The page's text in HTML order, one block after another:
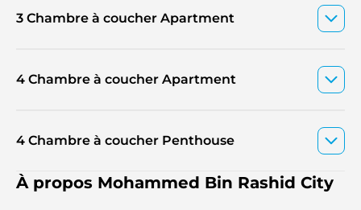
3 Chambre à coucher Apartment
4 Chambre à coucher Apartment
4 Chambre à coucher Penthouse
À propos Mohammed Bin Rashid City